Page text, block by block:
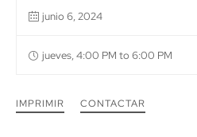
junio 6, 2024
jueves, 4:00 PM to 6:00 PM
IMPRIMIR CONTACTAR